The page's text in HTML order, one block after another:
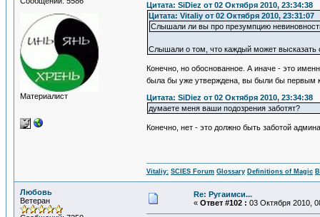
Материалист
Цитата: SiDiеz от 02 Октября 2010, 23:34:38
Цитата: Vitaliy от 02 Октября 2010, 23:31:07
Слышали ли вы про презумпцию
Слышали о том, что каждый может высказать
Конечно, но обоснованное. А иначе - это
была бы уже утверждена, вы были бы первым
Цитата: SiDiеz от 02 Октября 2010, 23:34:38
думаете меня ваши подозрения заботят?
Конечно, нет - это должно быть заботой
Vitaliy: SCIES Forum Glossary Definitions of Magic
Любовь
Ветеран
Re: Ругаимси...
« Ответ #102 : 03 Октября 2010,